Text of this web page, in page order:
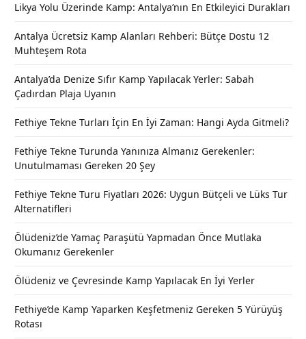
Likya Yolu Üzerinde Kamp: Antalya’nın En Etkileyici Durakları
Antalya Ücretsiz Kamp Alanları Rehberi: Bütçe Dostu 12
Muhteşem Rota
Antalya’da Denize Sıfır Kamp Yapılacak Yerler: Sabah
Çadırdan Plaja Uyanın
Fethiye Tekne Turları İçin En İyi Zaman: Hangi Ayda Gitmeli?
Fethiye Tekne Turunda Yanınıza Almanız Gerekenler:
Unutulmaması Gereken 20 Şey
Fethiye Tekne Turu Fiyatları 2026: Uygun Bütçeli ve Lüks Tur
Alternatifleri
Ölüdeniz’de Yamaç Paraşütü Yapmadan Önce Mutlaka
Okumanız Gerekenler
Ölüdeniz ve Çevresinde Kamp Yapılacak En İyi Yerler
Fethiye’de Kamp Yaparken Keşfetmeniz Gereken 5 Yürüyüş
Rotası